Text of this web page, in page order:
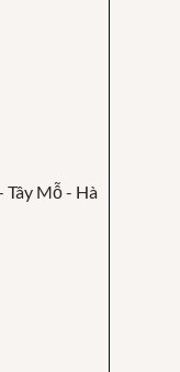
Mỗ - Hà